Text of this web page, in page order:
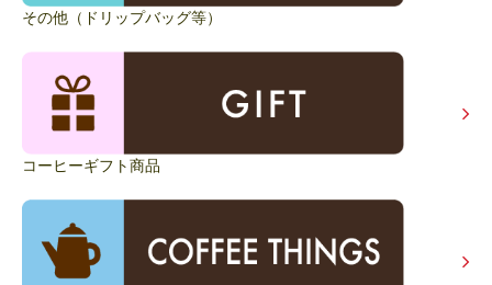
その他（ドリップバッグ等）
コーヒーギフト商品